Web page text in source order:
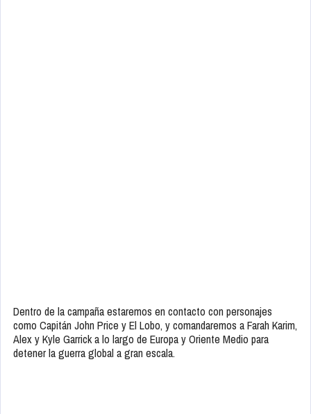
Dentro de la campaña estaremos en contacto con personajes
como Capitán John Price y El Lobo, y comandaremos a Farah Karim,
Alex y Kyle Garrick a lo largo de Europa y Oriente Medio para
detener la guerra global a gran escala.